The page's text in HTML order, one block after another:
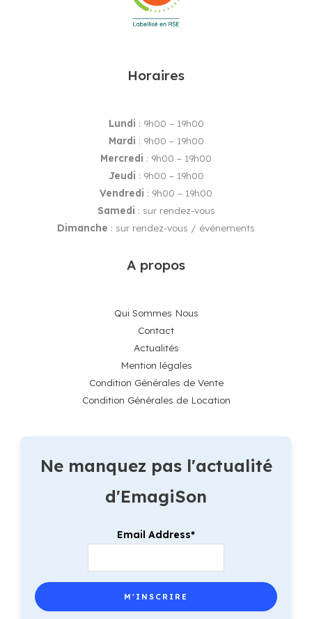
Horaires
Lundi : 9h00 – 19h00
Mardi : 9h00 – 19h00
Mercredi : 9h00 – 19h00
Jeudi : 9h00 – 19h00
Vendredi : 9h00 – 19h00
Samedi : sur rendez-vous
Dimanche : sur rendez-vous / événements
A propos
Qui Sommes Nous
Contact
Actualités
Mention légales
Condition Générales de Vente
Condition Générales de Location
Ne manquez pas l'actualité
d'EmagiSon
Email Address*